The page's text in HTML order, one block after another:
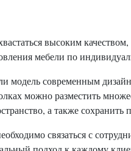
высоким
мебели по
модель современным
можно разместить
а также сохранить
связаться с